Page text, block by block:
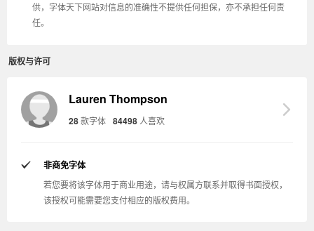
供，字体天下网站对信息的准确性不提供任何担保，亦不承担任何责
任。
版权与许可
Lauren Thompson
28款字体 84498 人喜欢
非商免字体
若您要将该字体用于商业用途，请与权属方联系并取得书面授权，
该授权可能需要您支付相应的版权费用。